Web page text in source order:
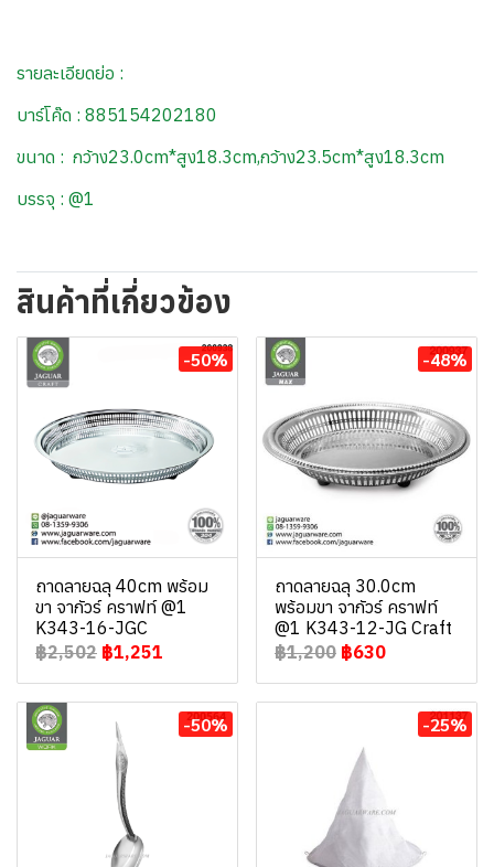
รายละเอียดย่อ :
บาร์โค๊ด : 885154202180
ขนาด : กว้าง23.0cm*สูง18.3cm,กว้าง23.5cm*สูง18.3cm
บรรจุ : @1
สินค้าที่เกี่ยวข้อง
-50%
ถาดลายฉลุ 40cm พร้อม
ขา จากัวร์ คราฟท์ @1
K343-16-JGC
฿2,502 ฿1,251
-48%
ถาดลายฉลุ 30.0cm
พร้อมขา จากัวร์ คราฟท์
@1 K343-12-JG Craft
฿1,200 ฿630
-50% -25%